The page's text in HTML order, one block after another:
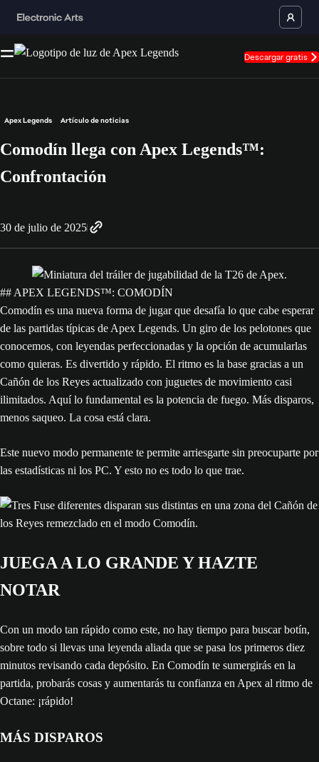
Descargar gratis
Apex Legends Artículo de noticias
Comodín llega con Apex Legends™:
Confrontación
30 de julio de 2025
## APEX LEGENDS™: COMODÍN
Comodín es una nueva forma de jugar que desafía lo que cabe esperar
de las partidas típicas de Apex Legends. Un giro de los pelotones que
conocemos, con leyendas perfeccionadas y la opción de acumularlas
como quieras. Es divertido y rápido. El ritmo es la base gracias a un
Cañón de los Reyes actualizado con juguetes de movimiento casi
ilimitados. Aquí lo fundamental es la potencia de fuego. Más disparos,
menos saqueo. La cosa está clara.
Este nuevo modo permanente te permite arriesgarte sin preocuparte por
las estadísticas ni los PC. Y esto no es todo lo que trae.
JUEGA A LO GRANDE Y HAZTE
NOTAR
Con un modo tan rápido como este, no hay tiempo para buscar botín,
sobre todo si llevas una leyenda aliada que se pasa los primeros diez
minutos revisando cada depósito. En Comodín te sumergirás en la
partida, probarás cosas y aumentarás tu confianza en Apex al ritmo de
Octane: ¡rápido!
MÁS DISPAROS